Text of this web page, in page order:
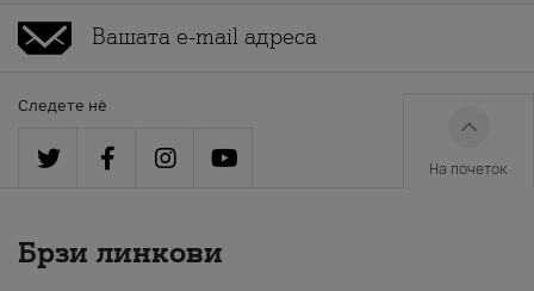
Следете нè
На почеток
Брзи линкови